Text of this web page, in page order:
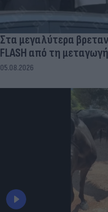
Στα μεγαλύτερα
FLASH από τη
05.08.2026